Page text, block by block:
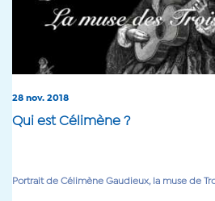
28 nov. 2018
Qui est Célimène ?
Portrait de Célimène Gaudieux, la muse de